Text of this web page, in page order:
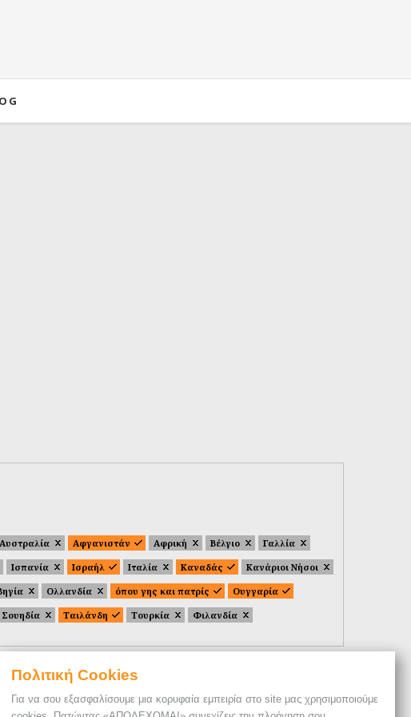
Πολιτική Cookies
Για να σου εξασφαλίσουμε μια κορυφαία εμπειρία στο site μας χρησιμοποιούμε
Αυστραλία Αφγανιστάν Αφρική Βέλγιο
Γαλλία
Ισπανία Ισραήλ Ιταλία Καναδάς
Κανάριοι Νήσοι
Ολλανδία όπου γης και πατρίς
Ουγγαρία
Σουηδία Ταιλάνδη Τουρκία Φιλανδία